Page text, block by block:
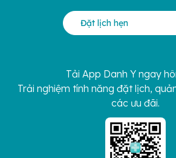
Đặt lịch hẹn
Tải App Danh Y ngay
Trải nghiệm tính năng đặt lịch,
các ưu đãi.